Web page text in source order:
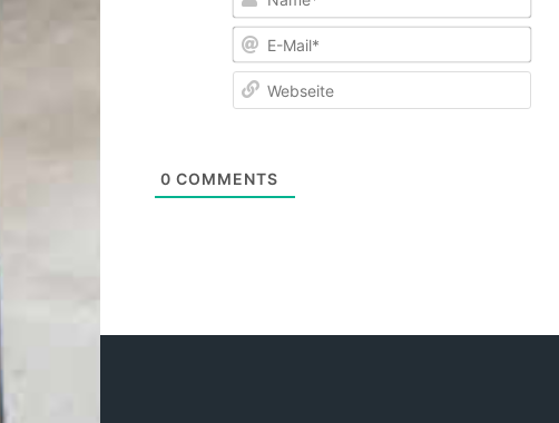
E-
0 COMMENTS